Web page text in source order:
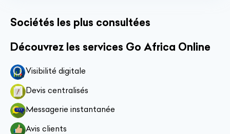
Sociétés les plus consultées
Découvrez les services Go Africa Online
Visibilité digitale
Devis centralisés
Messagerie instantanée
Avis clients